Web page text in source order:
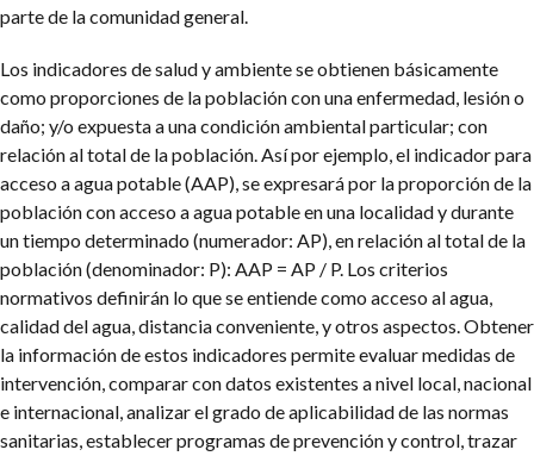
parte de la comunidad general.
Los indicadores de salud y ambiente se obtienen básicamente
como proporciones de la población con una enfermedad, lesión o
daño; y/o expuesta a una condición ambiental particular; con
relación al total de la población. Así por ejemplo, el indicador para
acceso a agua potable (AAP), se expresará por la proporción de la
población con acceso a agua potable en una localidad y durante
un tiempo determinado (numerador: AP), en relación al total de la
población (denominador: P): AAP = AP / P. Los criterios
normativos definirán lo que se entiende como acceso al agua,
calidad del agua, distancia conveniente, y otros aspectos. Obtener
la información de estos indicadores permite evaluar medidas de
intervención, comparar con datos existentes a nivel local, nacional
e internacional, analizar el grado de aplicabilidad de las normas
sanitarias, establecer programas de prevención y control, trazar